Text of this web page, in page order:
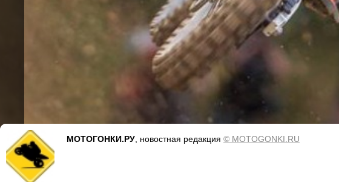
МОТОГОНКИ.РУ , новостная редакция © MOTOGONKI.RU